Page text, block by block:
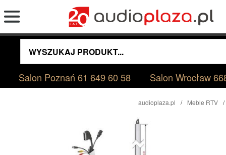
Salon Poznań61 649 60 58 Salon Wrocław
audioplaza.pl Meble RTV